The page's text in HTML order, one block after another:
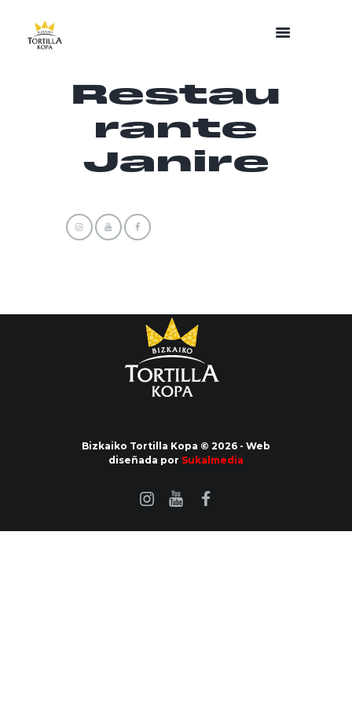
Restau
rante
Janire
Bizkaiko Tortilla Kopa © 2026 - Web
diseñada por Sukalmedia